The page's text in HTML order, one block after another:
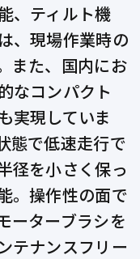
、ティルト機
、現場作業時の
また、国内にお
なコンパクト
実現していま
態で低速走行で
径を小さく保っ
。操作性の面で
ーターブラシを
テナンスフリー